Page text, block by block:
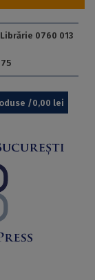
0760 013
/0,00 lei